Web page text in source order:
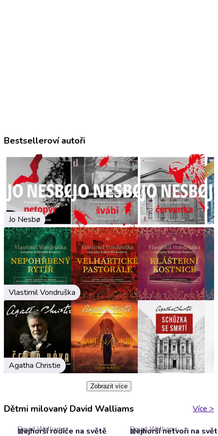
Bestselleroví autoři
Jo Nesbø
Vlastimil Vondruška
Agatha Christie
Zobrazit více
Dětmi milovaný David Walliams Více >
Nejhorší rodiče na světě
David Walliams
4.7 Nejhorší netvoři na
David Walliams
4.6